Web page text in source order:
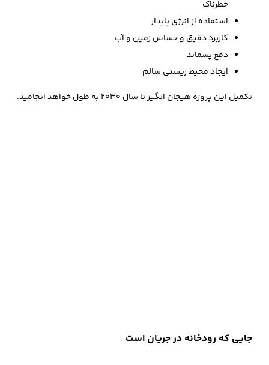
خطرناک
استفاده از انرژی پایدار
کاربرد دقیق و حساس زمین و آب
دفع پسماند
ایجاد محیط زیستی سالم
تکمیل این پروژه هیجان انگیز تا سال 2030 به طول خواهد انجامید.
جایی که رودخانه در جریان است